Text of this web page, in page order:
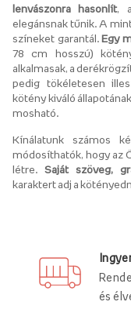
lenvászonra hasonlít,
elegánsnak tűnik. A
színeket garantál. Egy
78 cm hosszú)
alkalmasak, a
pedig tökéletesen
kötény kiváló
mosható.
Kínálatunk számos
módosíthatók, hogy az
létre. Saját szöveg,
karaktert adj a
és